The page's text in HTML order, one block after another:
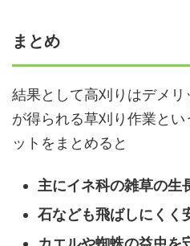
まとめ
結果として高刈りはデメ
が得られる草刈り作業と
ットをまとめると
主にイネ科の雑草の生
石なども飛ばしにくく